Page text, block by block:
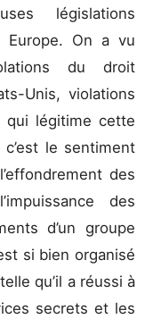
législations
Europe. On a vu
du droit
Unis, violations
qui légitime cette
le sentiment
des
des
d’un groupe
si bien organisé
qu’il a réussi à
secrets et les